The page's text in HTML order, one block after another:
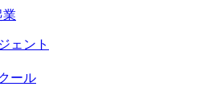
業
ェント
ール